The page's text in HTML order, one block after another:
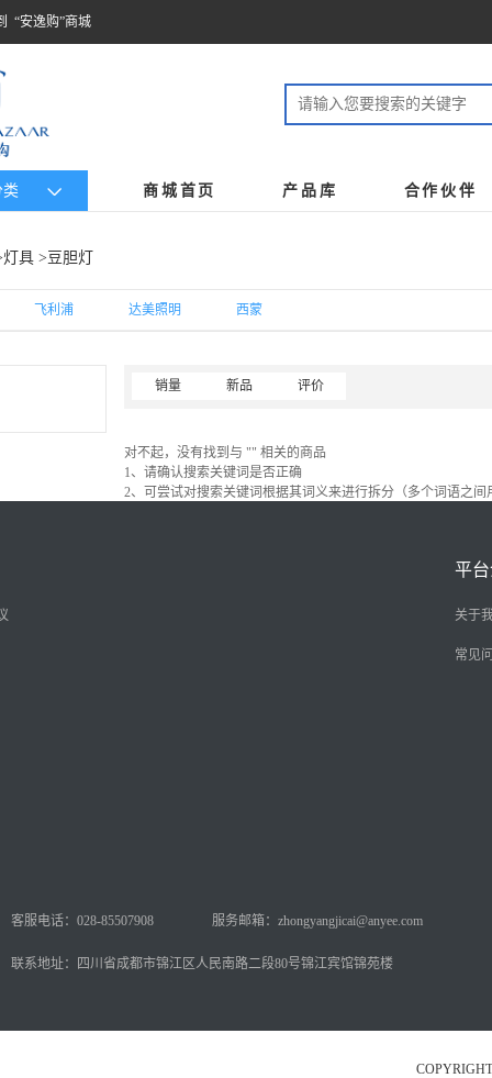
“安逸购”商城
商城首页 产品库 合作伙伴
灯具 >豆胆灯
飞利浦 达美照明 西蒙
销量 新品 评价
对不起，没有找到与 "" 相关的商品
1、请确认搜索关键词是否正确
2、可尝试对搜索关键词根据其词义来进行拆分（多个词语之
平
关于
常见
客服电话：028-85507908 服务邮箱：zhongyangjicai@anyee.com
联系地址：四川省成都市锦江区人民南路二段80号锦江宾馆锦苑楼